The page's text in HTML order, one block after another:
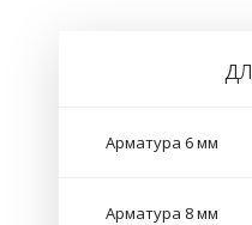
Арматура 6 мм
Арматура 8 мм